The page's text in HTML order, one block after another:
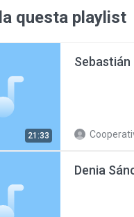
questa playlist
21:33 Cooperativa de